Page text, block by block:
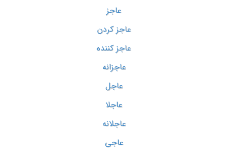
عاجز
عاجز کردن
عاجز کننده
عاجزانه
عاجل
عاجلا
عاجلانه
عاجی